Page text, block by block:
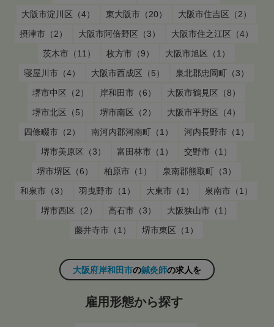
大阪市淀川区（4）
東大阪市（20）
大阪市住吉区（2）
摂津市（2）
大阪市阿倍野区（3）
大阪市住之江区（4）
茨木市（11）
枚方市（9）
大阪市旭区（1）
寝屋川市（4）
大阪市西成区（5）
泉北郡忠岡町（3）
堺市中区（2）
岸和田市（6）
大阪市鶴見区（8）
堺市北区（5）
堺市南区（2）
大阪市平野区（4）
四條畷市（2）
南河内郡河南町（1）
河内長野市（1）
堺市美原区（3）
富田林市（1）
交野市（1）
堺市堺区（6）
柏原市（1）
泉南郡熊取町（3）
和泉市（3）
羽曳野市（1） 大東市（1）
泉南市（1）
堺市西区（2）
高石市（3）
大阪狭山市（1）
藤井寺市（1）
堺市東区（1）
大阪府岸和田市の鍼灸師の求人を
雇用形態から探す